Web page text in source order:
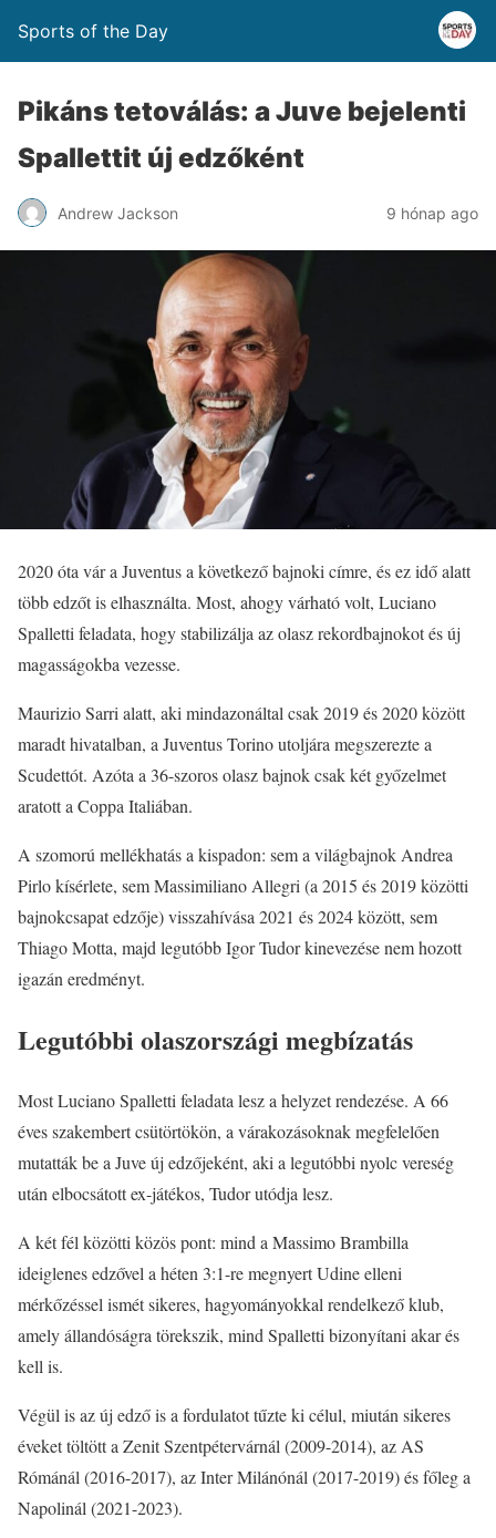
Sports of the Day
Pikáns tetoválás: a Juve bejelenti
Spallettit új edzőként
Andrew Jackson 9 hónap ago
2020 óta vár a Juventus a következő bajnoki címre, és ez idő alatt
több edzőt is elhasználta. Most, ahogy várható volt, Luciano
Spalletti feladata, hogy stabilizálja az olasz rekordbajnokot és új
magasságokba vezesse.
Maurizio Sarri alatt, aki mindazonáltal csak 2019 és 2020 között
maradt hivatalban, a Juventus Torino utoljára megszerezte a
Scudettót. Azóta a 36-szoros olasz bajnok csak két győzelmet
aratott a Coppa Italiában.
A szomorú mellékhatás a kispadon: sem a világbajnok Andrea
Pirlo kísérlete, sem Massimiliano Allegri (a 2015 és 2019 közötti
bajnokcsapat edzője) visszahívása 2021 és 2024 között, sem
Thiago Motta, majd legutóbb Igor Tudor kinevezése nem hozott
igazán eredményt.
Legutóbbi olaszországi megbízatás
Most Luciano Spalletti feladata lesz a helyzet rendezése. A 66
éves szakembert csütörtökön, a várakozásoknak megfelelően
mutatták be a Juve új edzőjeként, aki a legutóbbi nyolc vereség
után elbocsátott ex-játékos, Tudor utódja lesz.
A két fél közötti közös pont: mind a Massimo Brambilla
ideiglenes edzővel a héten 3:1-re megnyert Udine elleni
mérkőzéssel ismét sikeres, hagyományokkal rendelkező klub,
amely állandóságra törekszik, mind Spalletti bizonyítani akar és
kell is.
Végül is az új edző is a fordulatot tűzte ki célul, miután sikeres
éveket töltött a Zenit Szentpétervárnál (2009-2014), az AS
Rómánál (2016-2017), az Inter Milánónál (2017-2019) és főleg a
Napolinál (2021-2023).